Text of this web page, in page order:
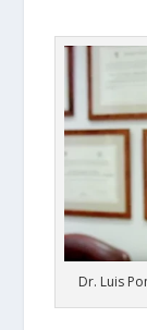
Dr. Luis